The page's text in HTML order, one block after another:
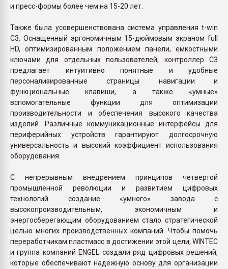
и пресс-формы более чем на 15-20 лет.
Также была усовершенствована система управления t-win
C3. Оснащенный эргономичным 15-дюймовым экраном full
HD, оптимизированным положением панели, емкостными
ключами для отдельных пользователей, контроллер C3
предлагает интуитивно понятные и удобные
персонализированные страницы навигации и
функциональные клавиши, а также «умные»
вспомогательные функции для оптимизации
производительности и обеспечения высокого качества
изделий. Различные коммуникационные интерфейсы для
периферийных устройств гарантируют долгосрочную
универсальность и высокий коэффициент использования
оборудования.
С непрерывным внедрением принципов четвертой
промышленной революции и развитием цифровых
технологий создание «умного» завода с
высокопроизводительным, экономичным и
энергосберегающим оборудованием стало стратегической
целью многих производственных компаний. Чтобы помочь
переработчикам пластмасс в достижении этой цели, WINTEC
и группа компаний ENGEL создали ряд цифровых решений,
которые обеспечивают надежную основу для организации